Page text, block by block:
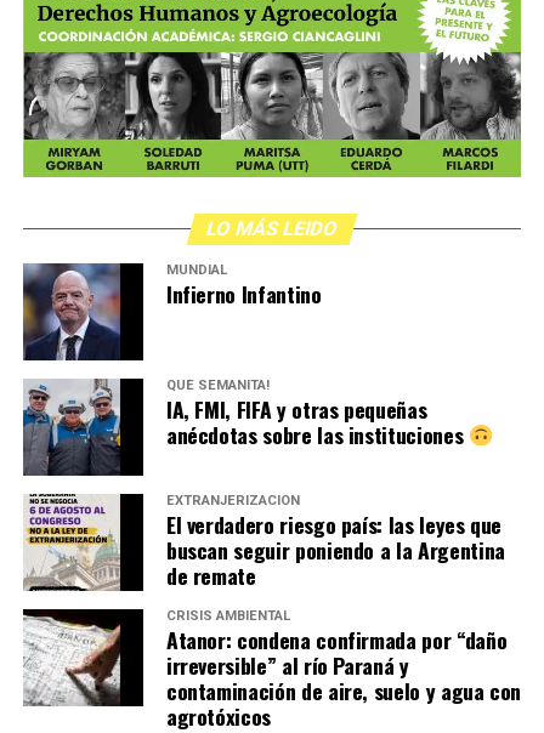
LO MÁS LEIDO
MUNDIAL
Infierno Infantino
QUÉ SEMANITA!
IA, FMI, FIFA y otras pequeñas
anécdotas sobre las instituciones
EXTRANJERIZACIÓN
El verdadero riesgo país: las leyes que
buscan seguir poniendo a la Argentina
de remate
CRISIS AMBIENTAL
Atanor: condena confirmada por “daño
irreversible” al río Paraná y
contaminación de aire, suelo y agua con
agrotóxicos